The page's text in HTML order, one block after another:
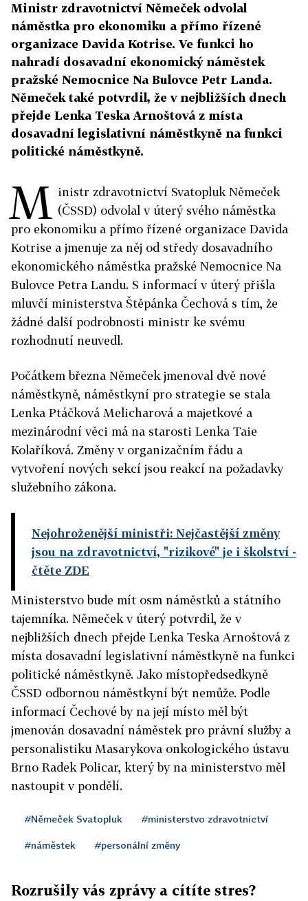
Ministr zdravotnictví Němeček odvolal
náměstka pro ekonomiku a přímo řízené
organizace Davida Kotrise. Ve funkci ho
nahradí dosavadní ekonomický náměstek
pražské Nemocnice Na Bulovce Petr Landa.
Němeček také potvrdil, že v nejbližších dnech
přejde Lenka Teska Arnoštová z místa
dosavadní legislativní náměstkyně na funkci
politické náměstkyně.
M inistr zdravotnictví Svatopluk Němeček
(ČSSD) odvolal v úterý svého náměstka
pro ekonomiku a přímo řízené organizace Davida
Kotrise a jmenuje za něj od středy dosavadního
ekonomického náměstka pražské Nemocnice Na
Bulovce Petra Landu. S informací v úterý přišla
mluvčí ministerstva Štěpánka Čechová s tím, že
žádné další podrobnosti ministr ke svému
rozhodnutí neuvedl.
Počátkem března Němeček jmenoval dvě nové
náměstkyně, náměstkyní pro strategie se stala
Lenka Ptáčková Melicharová a majetkové a
mezinárodní věci má na starosti Lenka Taie
Kolaříková. Změny v organizačním řádu a
vytvoření nových sekcí jsou reakcí na požadavky
služebního zákona.
Nejohroženější ministři: Nejčastější změny
jsou na zdravotnictví, "rizikové" je i školství -
čtěte ZDE
Ministerstvo bude mít osm náměstků a státního
tajemníka. Němeček v úterý potvrdil, že v
nejbližších dnech přejde Lenka Teska Arnoštová z
místa dosavadní legislativní náměstkyně na funkci
politické náměstkyně. Jako místopředsedkyně
ČSSD odbornou náměstkyní být nemůže. Podle
informací Čechové by na její místo měl být
jmenován dosavadní náměstek pro právní služby a
personalistiku Masarykova onkologického ústavu
Brno Radek Policar, který by na ministerstvo měl
nastoupit v pondělí.
#Němeček Svatopluk #ministerstvo zdravotnictví
#náměstek #personální změny
Rozrušily vás zprávy a cítíte stres?